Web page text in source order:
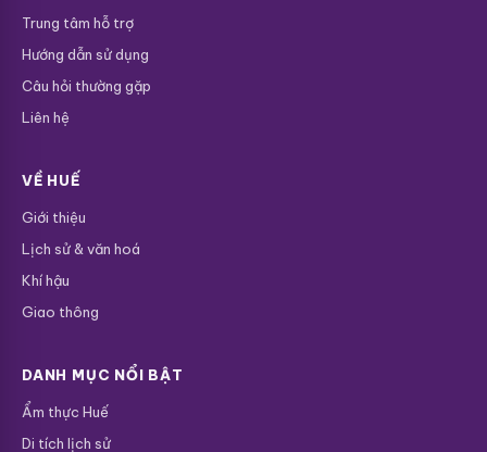
Trung tâm hỗ trợ
Hướng dẫn sử dụng
Câu hỏi thường gặp
Liên hệ
VỀ HUẾ
Giới thiệu
Lịch sử & văn hoá
Khí hậu
Giao thông
DANH MỤC NỔI BẬT
Ẩm thực Huế
Di tích lịch sử